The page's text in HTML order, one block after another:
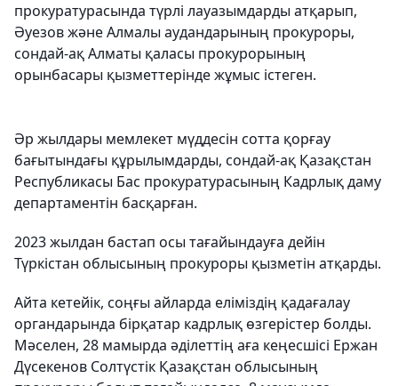
прокуратурасында түрлі лауазымдарды атқарып,
Әуезов және Алмалы аудандарының прокуроры,
сондай-ақ Алматы қаласы прокурорының
орынбасары қызметтерінде жұмыс істеген.
Әр жылдары мемлекет мүддесін сотта қорғау
бағытындағы құрылымдарды, сондай-ақ Қазақстан
Республикасы Бас прокуратурасының Кадрлық даму
департаментін басқарған.
2023 жылдан бастап осы тағайындауға дейін
Түркістан облысының прокуроры қызметін атқарды.
Айта кетейік, соңғы айларда еліміздің қадағалау
органдарында бірқатар кадрлық өзгерістер болды.
Мәселен, 28 мамырда әділеттің аға кеңесшісі Ержан
Дүсекенов Солтүстік Қазақстан облысының